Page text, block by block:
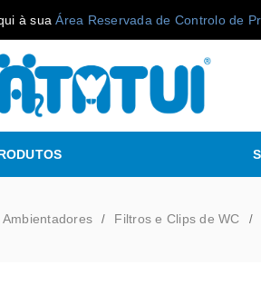
à suaÁrea Reservada de Controlo de
Ambientadores / Filtros e Clips de WC /